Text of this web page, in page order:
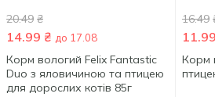
20.49 ₴
14.99 ₴ до 17.08
Корм вологий Felix Fantastic
Duo з яловичиною та птицею
для дорослих котів 85г
16.49
11.99
Корм